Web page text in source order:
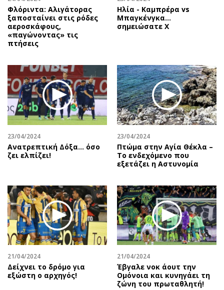
Φλόριντα: Αλιγάτορας
ξαποσταίνει στις ρόδες
αεροσκάφους,
«παγώνοντας» τις
πτήσεις
Ηλία - Καμπρέρα vs
Μπαγκένγκα...
σημειώσατε Χ
23/04/2024
Ανατρεπτική Δόξα… όσο
ζει ελπίζει!
23/04/2024
Πτώμα στην Αγία Θέκλα –
Το ενδεχόμενο που
εξετάζει η Αστυνομία
21/04/2024
Δείχνει το δρόμο για
εξώστη ο αρχηγός!
21/04/2024
Έβγαλε νοκ άουτ την
Ομόνοια και κυνηγάει τη
ζώνη του πρωταθλητή!